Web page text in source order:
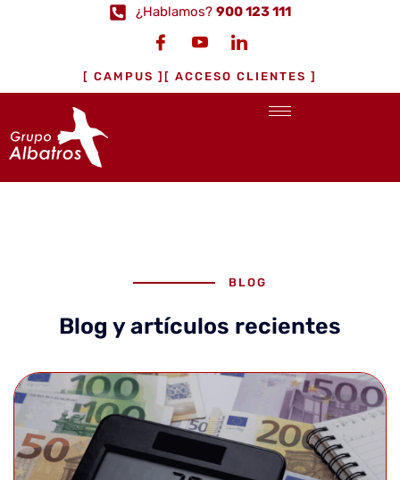
¿Hablamos? 900 123 111
[ CAMPUS ] [ ACCESO CLIENTES ]
BLOG
Blog y artículos recientes